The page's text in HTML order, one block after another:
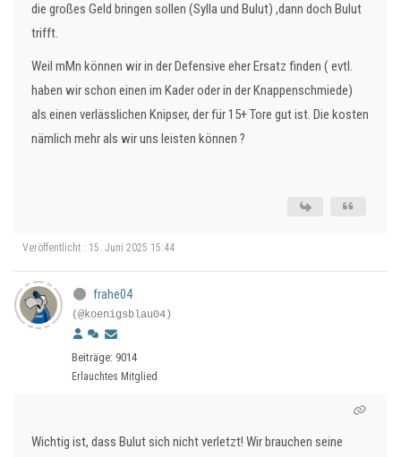
die großes Geld bringen sollen (Sylla und Bulut) ,dann doch Bulut
trifft.
Weil mMn können wir in der Defensive eher Ersatz finden ( evtl.
haben wir schon einen im Kader oder in der Knappenschmiede)
als einen verlässlichen Knipser, der für 15+ Tore gut ist. Die kosten
nämlich mehr als wir uns leisten können ?
Veröffentlicht : 15. Juni 2025 15:44
frahe04
(@koenigsblau04)
Beiträge: 9014
Erlauchtes Mitglied
Wichtig ist, dass Bulut sich nicht verletzt! Wir brauchen seine